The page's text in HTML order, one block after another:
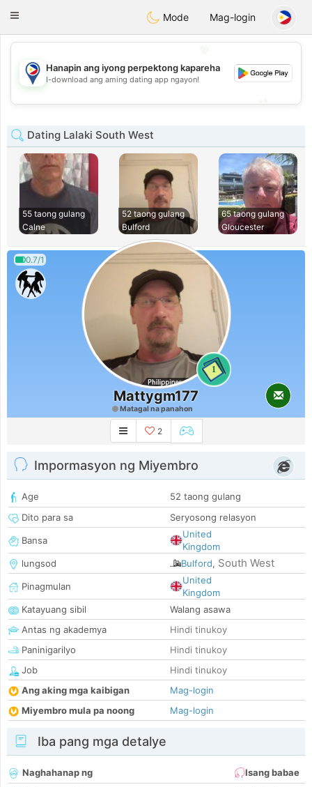
PhilippinesChat
Toggle
Mode Mag-login
💖
💕
Hanapin ang iyong perpektong kapareha
I-download ang aming dating app ngayon!
Dating Lalaki South West
55 taong gulang
Calne
52 taong gulang
Bulford
65 taong gulang
Gloucester
0.7/1
1
Mattygm177
Matagal na panahon
2
Impormasyon ng Miyembro
Age
52 taong gulang
Dito para sa
Seryosong relasyon
Bansa
United
Kingdom
lungsod
Bulford, South West
Pinagmulan
United
Kingdom
Katayuang sibil
Walang asawa
Antas ng akademya
Hindi tinukoy
Paninigarilyo
Hindi tinukoy
Job
Hindi tinukoy
Ang aking mga kaibigan
Mag-login
Miyembro mula pa noong
Mag-login
Iba pang mga detalye
Naghahanap ng
Isang babae